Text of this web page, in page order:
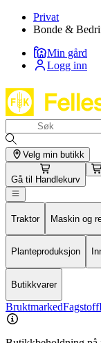
Privat
Bonde &
Min gård
Logg inn
Velg min butikk
Gå til Handlekurv
Traktor Maskin og
Planteproduksjon
Butikkvarer
BruktmarkedFagstoff